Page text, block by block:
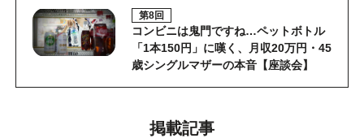
第8回
コンビニは鬼門ですね…ペットボトル
「1本150円」に嘆く、月収20万円・45
歳シングルマザーの本音【座談会】
掲載記事